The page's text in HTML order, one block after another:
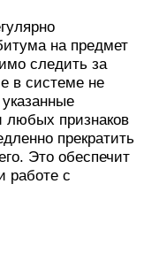
на предмет
следить за
в системе не
любых признаков
прекратить
Это обеспечит
работе с